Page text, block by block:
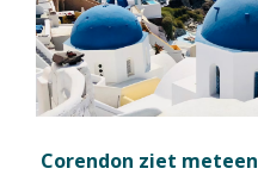
Corendon ziet